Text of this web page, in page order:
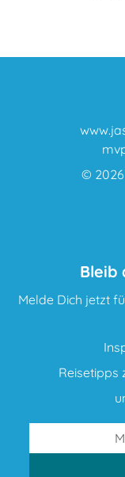
© 2026
Bleib
Melde Dich jetzt
Reisetipps